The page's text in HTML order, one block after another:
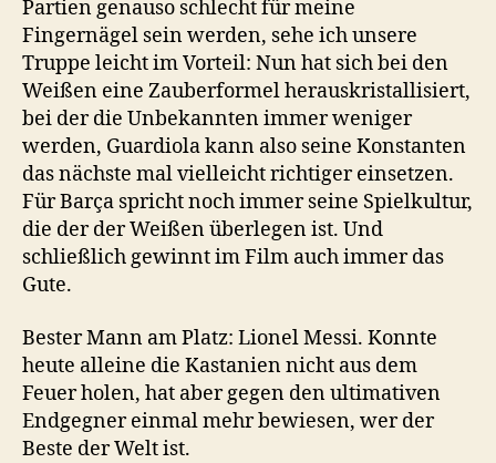
Partien genauso schlecht für meine
Fingernägel sein werden, sehe ich unsere
Truppe leicht im Vorteil: Nun hat sich bei den
Weißen eine Zauberformel herauskristallisiert,
bei der die Unbekannten immer weniger
werden, Guardiola kann also seine Konstanten
das nächste mal vielleicht richtiger einsetzen.
Für Barça spricht noch immer seine Spielkultur,
die der der Weißen überlegen ist. Und
schließlich gewinnt im Film auch immer das
Gute.
Bester Mann am Platz: Lionel Messi. Konnte
heute alleine die Kastanien nicht aus dem
Feuer holen, hat aber gegen den ultimativen
Endgegner einmal mehr bewiesen, wer der
Beste der Welt ist.